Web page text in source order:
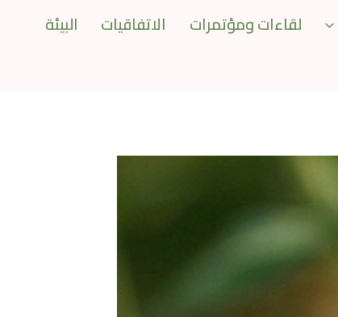
لقاءات ومؤتمرات الاتفاقيات
البيئة